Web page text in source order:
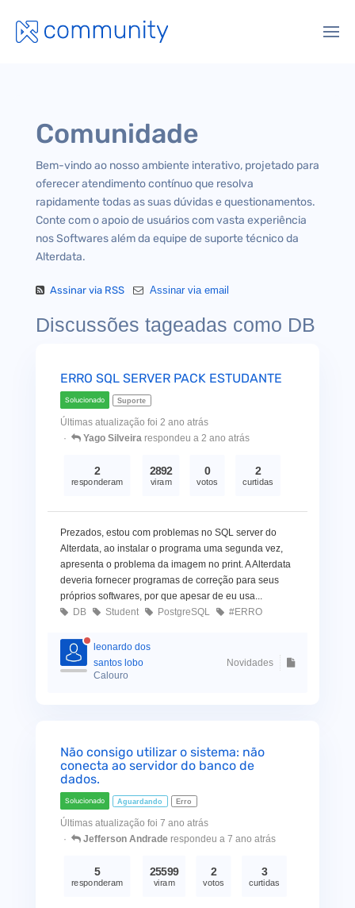
Comunidade
Bem-vindo ao nosso ambiente interativo, projetado para
oferecer atendimento contínuo que resolva
rapidamente todas as suas dúvidas e questionamentos.
Conte com o apoio de usuários com vasta experiência
nos Softwares além da equipe de suporte técnico da
Alterdata.
Assinar via RSS Assinar via email
Discussões tageadas como DB
ERRO SQL SERVER PACK ESTUDANTE
Solucionado Suporte
Últimas atualização foi 2 ano atrás
Yago Silveira respondeu a 2 ano atrás
2
responderam
2892
viram
0
votos
2
curtidas
Prezados, estou com problemas no SQL server do
Alterdata, ao instalar o programa uma segunda vez,
apresenta o problema da imagem no print. A Alterdata
deveria fornecer programas de correção para seus
próprios softwares, por que apesar de eu usa...
DB
Student PostgreSQL #ERRO
leonardo dos
santos lobo
Calouro
Novidades
Não consigo utilizar o sistema: não
conecta ao servidor do banco de
dados.
Solucionado Aguardando Erro
Últimas atualização foi 7 ano atrás
Jefferson Andrade respondeu a 7 ano atrás
5
responderam
25599
viram
2
votos
3
curtidas